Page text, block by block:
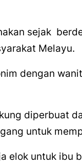
sejak
Melayu.
dengan
diperbuat
untuk
elok untuk ibu